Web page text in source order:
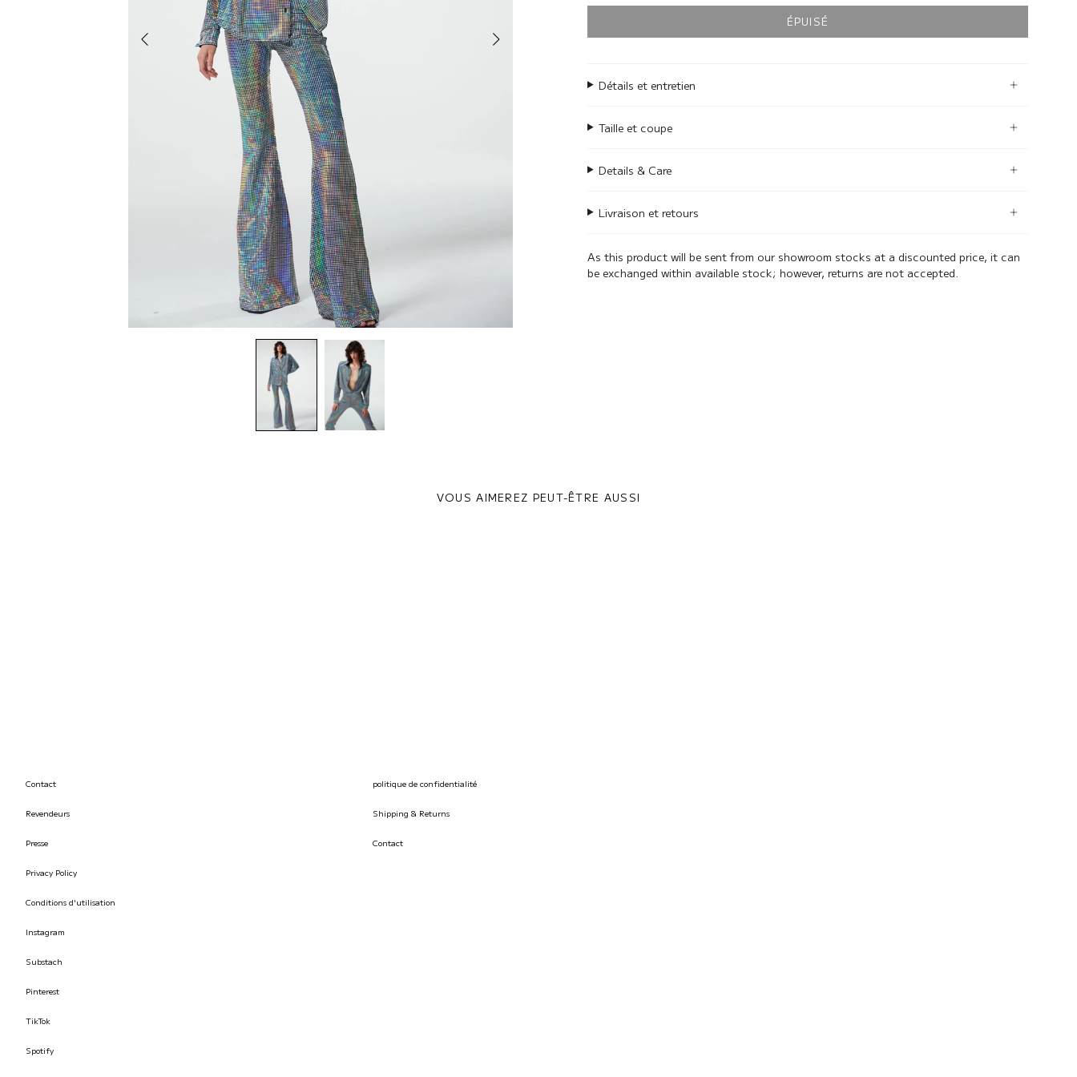
ÉPUISÉ
Détails et entretien
Taille et coupe
Details & Care
Livraison et retours
As this product will be sent from our showroom stocks at a discounted price, it can
be exchanged within available stock; however, returns are not accepted.
VOUS AIMEREZ PEUT-ÊTRE AUSSI
Contact
Revendeurs
Presse
Privacy Policy
Conditions d'utilisation
Instagram
Substach
Pinterest
TikTok
Spotify
politique de confidentialité
Shipping & Returns
Contact